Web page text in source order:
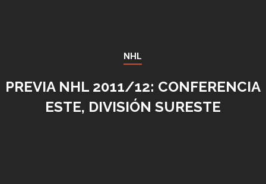
NHL
PREVIA NHL 2011/12: CONFERENCIA
ESTE, DIVISIÓN SURESTE